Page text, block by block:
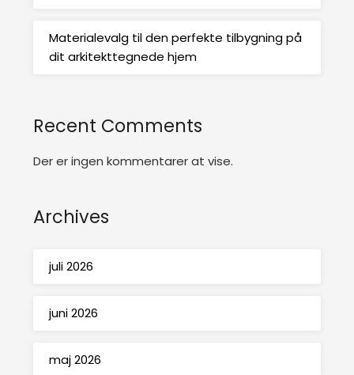
Materialevalg til den perfekte tilbygning på
dit arkitekttegnede hjem
Recent Comments
Der er ingen kommentarer at vise.
Archives
juli 2026
juni 2026
maj 2026